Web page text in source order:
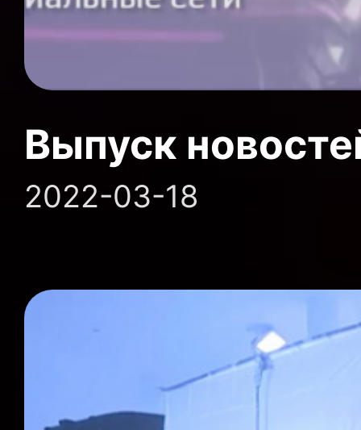
Выпуск
2022-03-18